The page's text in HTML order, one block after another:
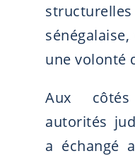
une volonté
Aux
autorités
a échangé